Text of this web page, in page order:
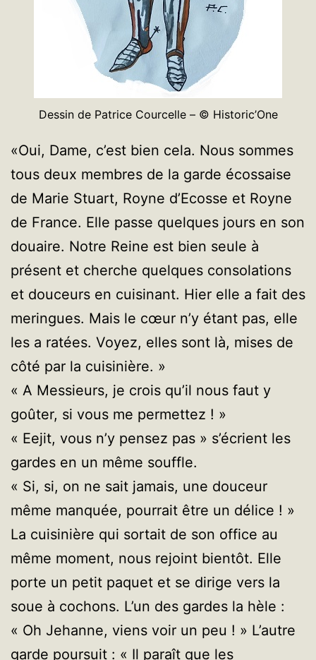
Dessin de Patrice Courcelle – © Historic’One
«Oui, Dame, c’est bien cela. Nous sommes
tous deux membres de la garde écossaise
de Marie Stuart, Royne d’Ecosse et Royne
de France. Elle passe quelques jours en son
douaire. Notre Reine est bien seule à
présent et cherche quelques consolations
et douceurs en cuisinant. Hier elle a fait des
meringues. Mais le cœur n’y étant pas, elle
les a ratées. Voyez, elles sont là, mises de
côté par la cuisinière. »
« A Messieurs, je crois qu’il nous faut y
goûter, si vous me permettez ! »
« Eejit, vous n’y pensez pas » s’écrient les
gardes en un même souffle.
« Si, si, on ne sait jamais, une douceur
même manquée, pourrait être un délice ! »
La cuisinière qui sortait de son office au
même moment, nous rejoint bientôt. Elle
porte un petit paquet et se dirige vers la
soue à cochons. L’un des gardes la hèle :
« Oh Jehanne, viens voir un peu ! » L’autre
garde poursuit : « Il paraît que les